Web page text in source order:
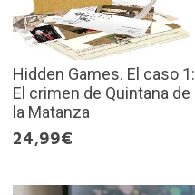
Hidden Games. El caso 1:
El crimen de Quintana de
la Matanza
24,99€